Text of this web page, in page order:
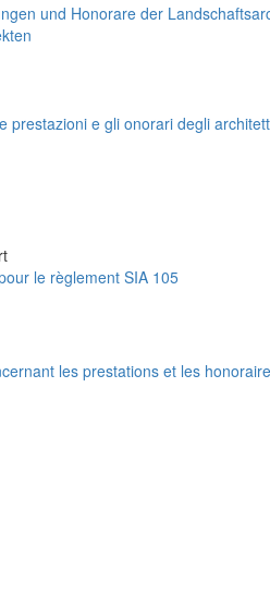
und Honorare der
prestazioni e gli onorari degli
le règlement SIA 105
les prestations et les